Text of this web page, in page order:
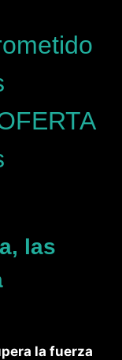
las
la fuerza